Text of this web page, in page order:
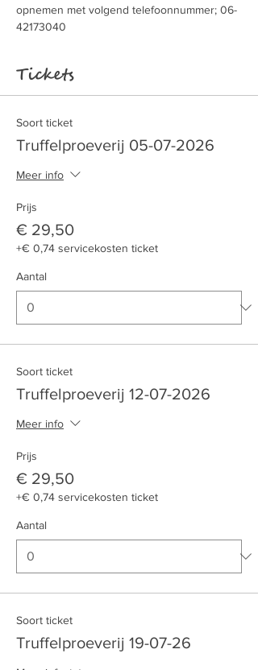
opnemen met volgend telefoonnummer; 06-
42173040
Tickets
Soort ticket
Truffelproeverij 05-07-2026
Meer info
Prijs
€ 29,50
+€ 0,74 servicekosten ticket
Aantal
Soort ticket
Truffelproeverij 12-07-2026
Meer info
Prijs
€ 29,50
+€ 0,74 servicekosten ticket
Aantal
Soort ticket
Truffelproeverij 19-07-26